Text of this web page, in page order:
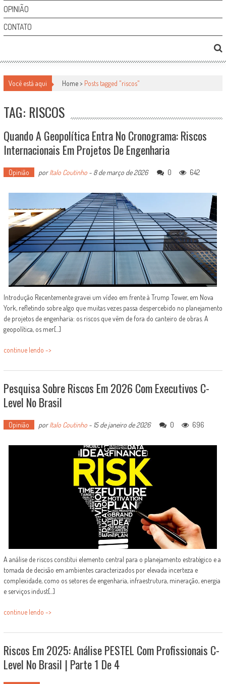
OPINIÃO
CONTATO
Você está aqui Home > Posts tagged "riscos"
TAG: RISCOS
Quando A Geopolítica Entra No Cronograma: Riscos
Internacionais Em Projetos De Engenharia
Opinião porItalo Coutinho- 8 de março de 2026 0 642
Introdução Recentemente gravei um vídeo em frente à Trump Tower, em Nova
York, refletindo sobre algo que muitas vezes passa despercebido no planejamento
de projetos de engenharia: os riscos que vêm de fora do canteiro de obras. A
geopolítica, os mer[...]
continue lendo ->
Pesquisa Sobre Riscos Em 2026 Com Executivos C-
Level No Brasil
Opinião porItalo Coutinho- 15 de janeiro de 2026 0 696
A análise de riscos constitui elemento central para o planejamento estratégico e a
tomada de decisão em ambientes caracterizados por elevada incerteza e
complexidade, como os setores de engenharia, infraestrutura, mineração, energia
e serviços indust[...]
continue lendo ->
Riscos Em 2025: Análise PESTEL Com Profissionais C-
Level No Brasil | Parte 1 De 4